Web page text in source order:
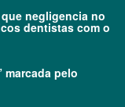
negligencia no
dentistas com o
marcada pelo